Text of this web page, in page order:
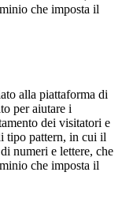
che imposta il
alla piattaforma di
per aiutare i
dei visitatori e
tipo pattern, in cui il
numeri e lettere, che
che imposta il